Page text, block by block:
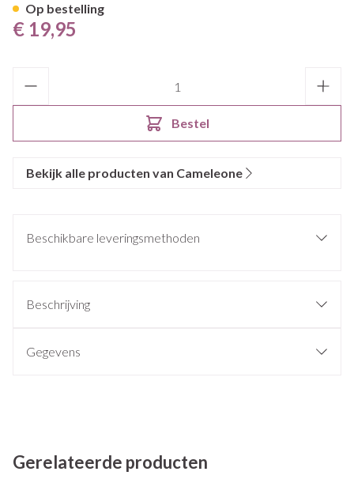
€ 19,95
Bestel
Op bestelling
Bekijk alle producten van Cameleone
Beschikbare leveringsmethoden
Beschrijving
Gegevens
Gerelateerde producten